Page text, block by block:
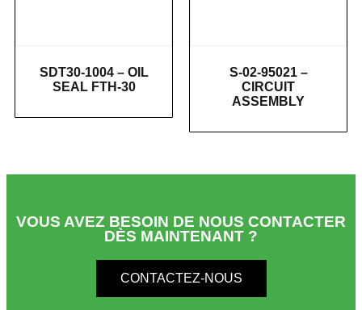
SDT30-1004 – OIL
SEAL FTH-30
S-02-95021 –
CIRCUIT
ASSEMBLY
VOUS AVEZ BESOIN DE NOUS CONTACTER
DÈS MAINTENANT ?
CONTACTEZ-NOUS